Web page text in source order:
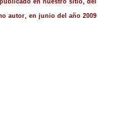
autor, en junio del año 2009